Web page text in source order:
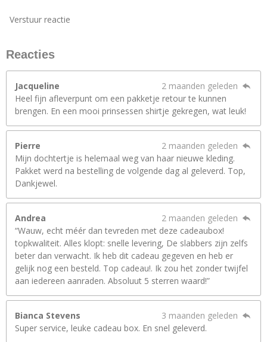
Verstuur reactie
Reacties
Jacqueline
2 maanden geleden
Heel fijn afleverpunt om een pakketje retour te kunnen
brengen. En een mooi prinsessen shirtje gekregen, wat leuk!
Pierre
2 maanden geleden
Mijn dochtertje is helemaal weg van haar nieuwe kleding.
Pakket werd na bestelling de volgende dag al geleverd. Top,
Dankjewel.
Andrea
2 maanden geleden
“Wauw, echt méér dan tevreden met deze cadeaubox!
topkwaliteit. Alles klopt: snelle levering, De slabbers zijn zelfs
beter dan verwacht. Ik heb dit cadeau gegeven en heb er
gelijk nog een besteld. Top cadeau!. Ik zou het zonder twijfel
aan iedereen aanraden. Absoluut 5 sterren waard!”
Bianca Stevens
3 maanden geleden
Super service, leuke cadeau box. En snel geleverd.